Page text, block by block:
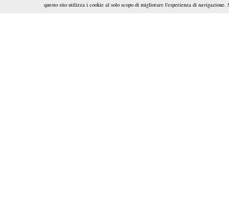
questo sito utilizza i cookie al solo scopo di migliorare l'esperienza di